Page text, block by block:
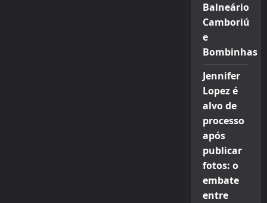
Balneário
Camboriú
e
Bombinhas
Jennifer
Lopez é
alvo de
processo
após
publicar
fotos: o
embate
entre